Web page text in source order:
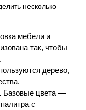
несколько
мебели и
так, чтобы
дерево,
Базовые цвета —
с